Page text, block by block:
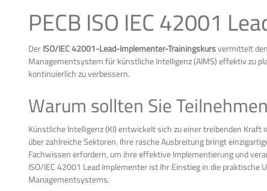
PECB ISO IEC 42001
DerISO/IEC 42001-Lead-Implementer-Trainingskursvermittelt
Managementsystem für künstliche Intelligenz (AIMS) effektiv zu
kontinuierlich zu verbessern.
Warum sollten Sie
Künstliche Intelligenz (KI) entwickelt sich zu einer treibenden
über zahlreiche Sektoren. Ihre rasche Ausbreitung bringt
Fachwissen erfordern, um ihre effektive Implementierung und
ISO/IEC 42001 Lead Implementer ist Ihr Einstieg in die
Managementsystems.